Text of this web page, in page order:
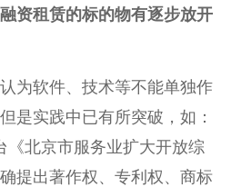
租赁的标的物有逐步放开
软件、技术等不能单独作
是实践中已有所突破，如：
《北京市服务业扩大开放综
提出著作权、专利权、商标